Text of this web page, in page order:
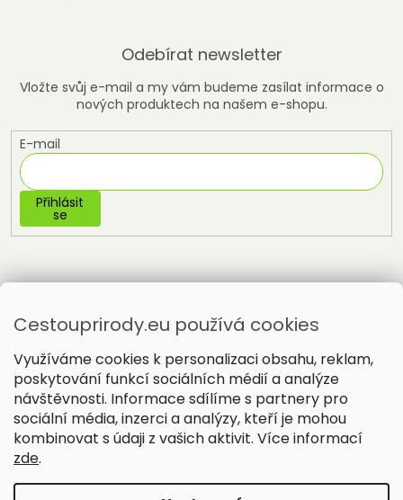
Cestouprirody.eu používá cookies
Využíváme cookies k personalizaci obsahu, reklam,
poskytování funkcí sociálních médií a analýze
návštěvnosti. Informace sdílíme s partnery pro
sociální média, inzerci a analýzy, kteří je mohou
kombinovat s údaji z vašich aktivit. Více informací
zde.
Odebírat newsletter
Vložte svůj e-mail a my vám budeme zasílat informace o
nových produktech na našem e-shopu.
E-mail
Přihlásit
se
Vytvořil Shoptet
Copyright 2026